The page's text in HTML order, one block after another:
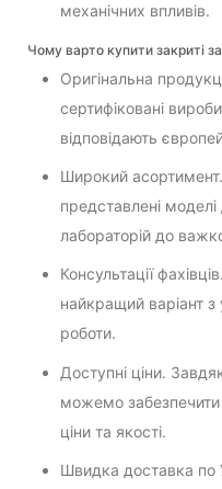
механічних впливів.
Чому варто купити закриті
Оригінальна
сертифіковані
відповідають
Широкий
представлені
лабораторій до
Консультації
найкращий варіант
роботи.
Доступні ціни.
можемо забезпечити
ціни та якості.
Швидка доставка по